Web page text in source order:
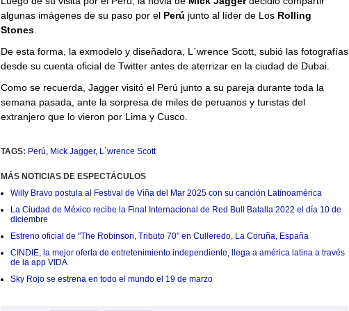
algunas imágenes de su paso por el Perú junto al líder de Los Rolling
Stones.
De esta forma, la exmodelo y diseñadora, L´wrence Scott, subió las fotografías
desde su cuenta oficial de Twitter antes de aterrizar en la ciudad de Dubai.
Como se recuerda, Jagger visitó el Perú junto a su pareja durante toda la
semana pasada, ante la sorpresa de miles de peruanos y turistas del
extranjero que lo vieron por Lima y Cusco.
TAGS: Perú, Mick Jagger, L´wrence Scott
MÁS NOTICIAS DE ESPECTÁCULOS
Willy Bravo postula al Festival de Viña del Mar 2025 con su canción Latinoamérica
La Ciudad de México recibe la Final Internacional de Red Bull Batalla 2022 el día 10 de
diciembre
Estreno oficial de "The Robinson, Tributo 70" en Culleredo, La Coruña, España
CINDIE, la mejor oferta de entretenimiento independiente, llega a américa latina a través
de la app VIDA
Sky Rojo se estrena en todo el mundo el 19 de marzo